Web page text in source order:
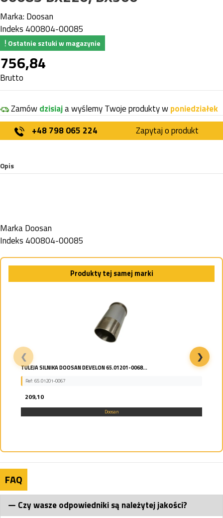
Marka: Doosan
Indeks 400804-00085
Ostatnie sztuki w magazynie
756,84
Brutto
Zamówdzisiaja wyślemy Twoje produkty wponiedziałek
+48 798 065 224
Zapytaj o produkt
Opis
MarkaDoosan
Indeks 400804-00085
Produkty tej samej marki
Podkładka oporowa dystans pokrywy zwolnicy...
Ref: K9000810
120,54
Doosan
❮ ❯
FAQ
Czy wasze odpowiedniki są należytej jakości?